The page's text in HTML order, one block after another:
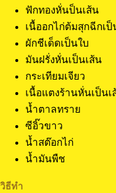
ฟักทองหั่นป็น
เนื้ออกไก่ต้มสุกฉี
ผักชีเด็ดเป็น
มันฝรั่งหั่นเป็น
กระเทียมเจีย
เนื้อแตงร้านหั่น
น้ำตาลทรา
ซีอิ๊วขาว
น้ำสต๊อกไก่
น้ำมันพืช 4
วิธีทำ